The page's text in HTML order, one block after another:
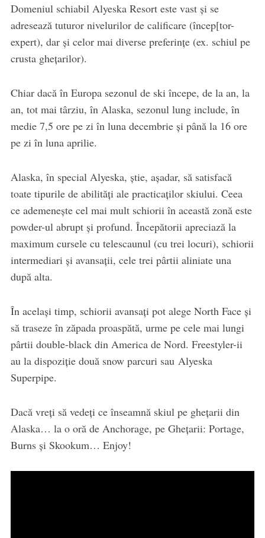
Domeniul schiabil Alyeska Resort este vast şi se
adresează tuturor nivelurilor de calificare (încep[tor-
expert), dar şi celor mai diverse preferinţe (ex. schiul pe
crusta gheţarilor).
Chiar dacă în Europa sezonul de ski începe, de la an, la
an, tot mai târziu, în Alaska, sezonul lung include, în
medie 7,5 ore pe zi în luna decembrie și până la 16 ore
pe zi în luna aprilie.
Alaska, în special Alyeska, ştie, aşadar, să satisfacă
toate tipurile de abilităţi ale practicaţilor skiului. Ceea
ce ademeneşte cel mai mult schiorii în această zonă este
powder-ul abrupt şi profund. Începătorii apreciază la
maximum cursele cu telescaunul (cu trei locuri), schiorii
intermediari şi avansaţii, cele trei pârtii aliniate una
după alta.
În acelaşi timp, schiorii avansaţi pot alege North Face şi
să traseze în zăpada proaspătă, urme pe cele mai lungi
pârtii double-black din America de Nord. Freestyler-ii
au la dispoziţie două snow parcuri sau Alyeska
Superpipe.
Dacă vreţi să vedeţi ce înseamnă skiul pe gheţarii din
Alaska… la o oră de Anchorage, pe Gheţarii: Portage,
Burns şi Skookum… Enjoy!